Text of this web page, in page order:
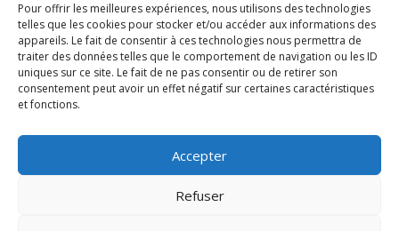
Pour offrir les meilleures expériences, nous utilisons des technologies
telles que les cookies pour stocker et/ou accéder aux informations des
appareils. Le fait de consentir à ces technologies nous permettra de
traiter des données telles que le comportement de navigation ou les ID
uniques sur ce site. Le fait de ne pas consentir ou de retirer son
consentement peut avoir un effet négatif sur certaines caractéristiques
et fonctions.
Accepter
Refuser
Rocknfool, n'hésite
pas à nous envoyer
tes chroniques de
concerts, de films,
séries ou des billets
d'humeur :
net